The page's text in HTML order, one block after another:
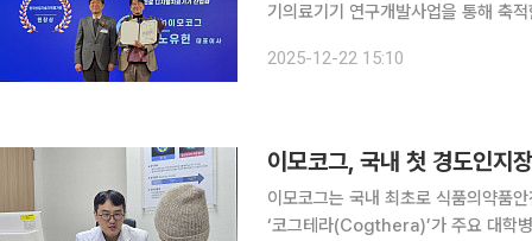
기의료기기 연구개발사업을 통해 축적
의료기기 R&D 어워즈’ 한국산업기
2025-12-22 15:10
이모코그, 국내 첫 경도인지
이모코그는 국내 최초로 식품의약품
‘코그테라(Cogthera)’가 주요 대학병원